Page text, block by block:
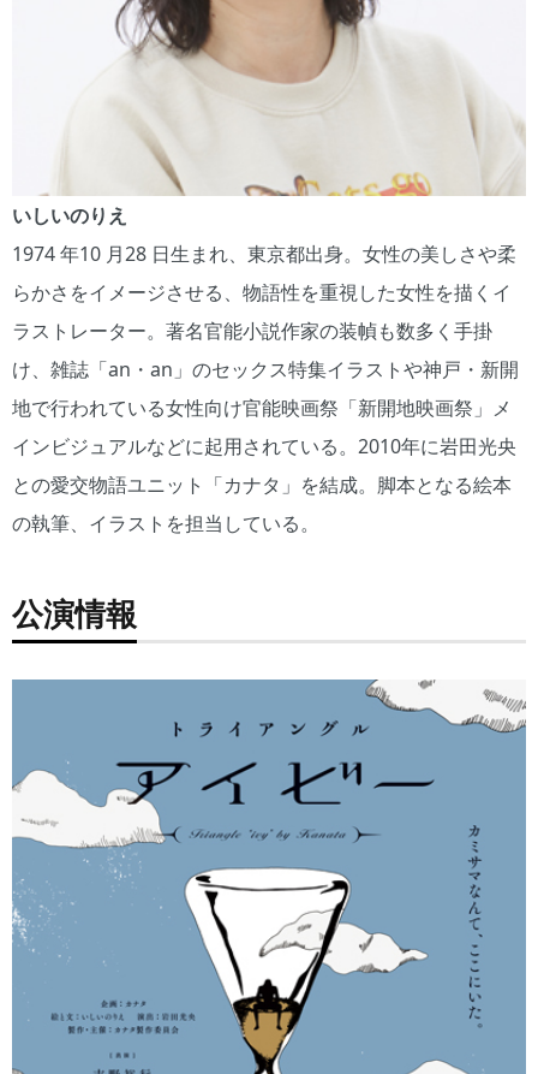
いしいのりえ
1974 年10 月28 日生まれ、東京都出身。女性の美しさや柔
らかさをイメージさせる、物語性を重視した女性を描くイ
ラストレーター。著名官能小説作家の装幀も数多く手掛
け、雑誌「an・an」のセックス特集イラストや神戸・新開
地で行われている女性向け官能映画祭「新開地映画祭」メ
インビジュアルなどに起用されている。2010年に岩田光央
との愛交物語ユニット「カナタ」を結成。脚本となる絵本
の執筆、イラストを担当している。
公演情報